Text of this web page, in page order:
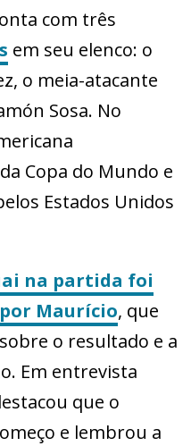
com três
em seu elenco: o
o meia-atacante
Sosa. No
Copa do Mundo e
Estados Unidos
na partida foi
Maurício, que
o resultado e a
Em entrevista
que o
e lembrou a